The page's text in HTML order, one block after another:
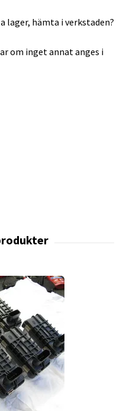
lager, hämta i verkstaden?
om inget annat anges i